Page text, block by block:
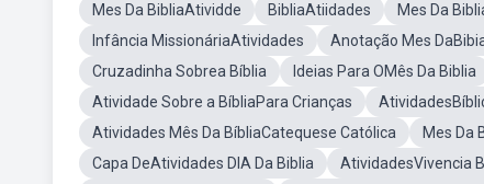
Mes Da BibliaAtividde
BibliaAtiidades Mes Da
Infância MissionáriaAtividades
Anotação Mes
Cruzadinha Sobrea Bíblia
Ideias Para OMês Da Biblia
Atividade Sobre a BíbliaPara Crianças
Atividades Mês Da BíbliaCatequese Católica
Mes Da
Capa DeAtividades DIA Da Biblia
AtividadesVivencia